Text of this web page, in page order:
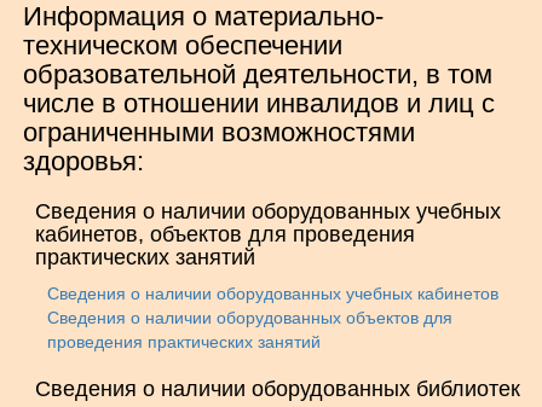
Информация о материально-
техническом обеспечении
образовательной деятельности, в том
числе в отношении инвалидов и лиц с
ограниченными возможностями
здоровья:
Сведения о наличии оборудованных учебных
кабинетов, объектов для проведения
практических занятий
Сведения о наличии оборудованных учебных кабинетов
Сведения о наличии оборудованных объектов для
проведения практических занятий
Сведения о наличии оборудованных библиотек